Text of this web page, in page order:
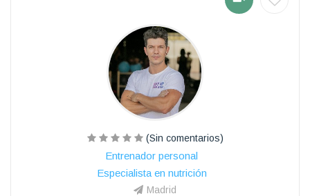
(Sin comentarios)
Entrenador personal
Especialista en nutrición
Madrid